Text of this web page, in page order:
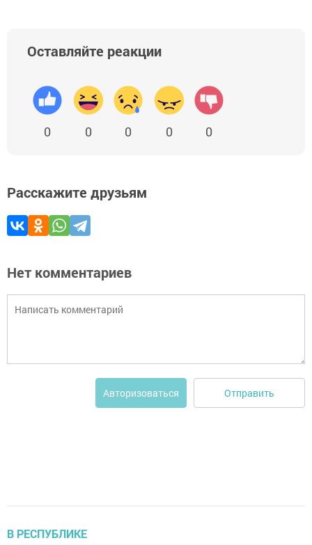
Оставляйте реакции
0 0 0 0 0
Расскажите друзьям
Нет комментариев
Авторизоваться Отправить
В РЕСПУБЛИКЕ